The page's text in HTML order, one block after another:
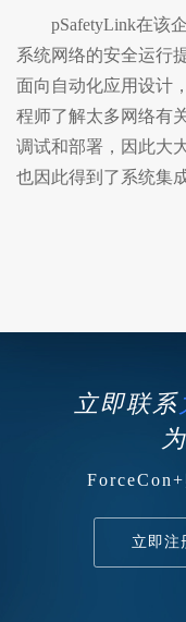
pSafetyLink在该
系统网络的安全运行
面向自动化应用设计
程师了解太多网络有
调试和部署，因此大
也因此得到了系统集
立即联系
立即注